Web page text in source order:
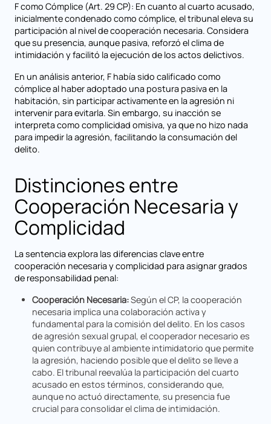
F como Cómplice (Art. 29 CP): En cuanto al cuarto acusado,
inicialmente condenado como cómplice, el tribunal eleva su
participación al nivel de cooperación necesaria. Considera
que su presencia, aunque pasiva, reforzó el clima de
intimidación y facilitó la ejecución de los actos delictivos.
En un análisis anterior, F había sido calificado como
cómplice al haber adoptado una postura pasiva en la
habitación, sin participar activamente en la agresión ni
intervenir para evitarla. Sin embargo, su inacción se
interpreta como complicidad omisiva, ya que no hizo nada
para impedir la agresión, facilitando la consumación del
delito.
Distinciones entre
Cooperación Necesaria y
Complicidad
La sentencia explora las diferencias clave entre
cooperación necesaria y complicidad para asignar grados
de responsabilidad penal:
Cooperación Necesaria:Según el CP, la cooperación
necesaria implica una colaboración activa y
fundamental para la comisión del delito. En los casos
de agresión sexual grupal, el cooperador necesario es
quien contribuye al ambiente intimidatorio que permite
la agresión, haciendo posible que el delito se lleve a
cabo. El tribunal reevalúa la participación del cuarto
acusado en estos términos, considerando que,
aunque no actuó directamente, su presencia fue
crucial para consolidar el clima de intimidación.